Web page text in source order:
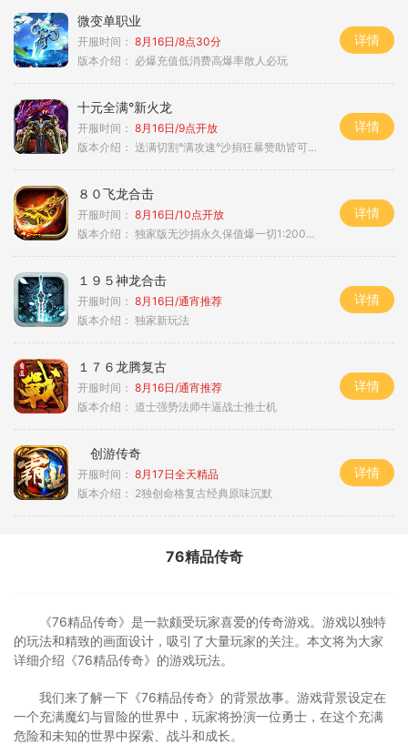
微变单职业
开服时间： 8月16日/8点30分
版本介绍： 必爆充值低消费高爆率散人必玩
详情
十元全满°新火龙
开服时间： 8月16日/9点开放
版本介绍： 送满切割°满攻速°沙捐狂暴赞助皆可嫖°
详情
８０飞龙合击
开服时间： 8月16日/10点开放
版本介绍： 独家版无沙捐永久保值爆一切1:2000回1
详情
１９５神龙合击
开服时间： 8月16日/通宵推荐
版本介绍： 独家新玩法
详情
１７６龙腾复古
开服时间： 8月16日/通宵推荐
版本介绍： 道士强势法师牛逼战士推士机
详情
创游传奇
开服时间： 8月17日全天精品
版本介绍： 2独创命格复古经典原味沉默
详情
76精品传奇
《76精品传奇》是一款颇受玩家喜爱的传奇游戏。游戏以独特
的玩法和精致的画面设计，吸引了大量玩家的关注。本文将为大家
详细介绍《76精品传奇》的游戏玩法。
我们来了解一下《76精品传奇》的背景故事。游戏背景设定在
一个充满魔幻与冒险的世界中，玩家将扮演一位勇士，在这个充满
危险和未知的世界中探索、战斗和成长。